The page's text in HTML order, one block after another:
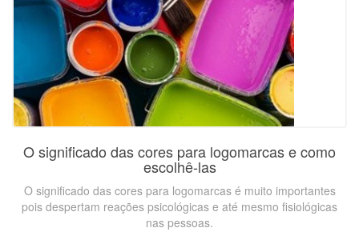
O significado das cores para logomarcas e como
escolhê-las
O significado das cores para logomarcas é muito importantes
pois despertam reações psicológicas e até mesmo fisiológicas
nas pessoas.